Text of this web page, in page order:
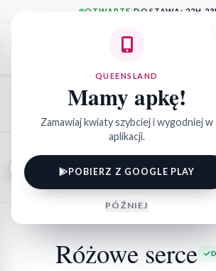
OTWARTE|DOSTAWA: 22H
QueensLand
DEKORACJE NA
KOMPOZYCJE
Różowe serce
QUEENSLAND
Mamy apkę!
Zamawiaj kwiaty szybciej i wygodniej w
aplikacji.
POBIERZ Z GOOGLE PLAY
PÓŹNIEJ